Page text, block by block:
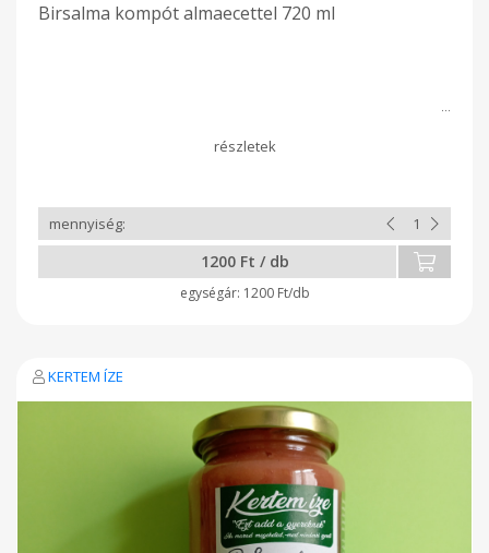
Birsalma kompót almaecettel 720 ml
1200 Ft / db
1200 Ft/db
KERTEM ÍZE